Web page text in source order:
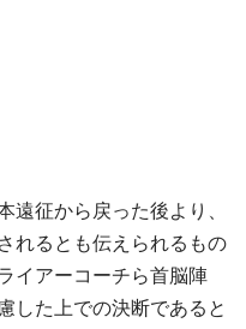
征から戻った後より、
れるとも伝えられるもの
イアーコーチら首脳陣
した上での決断であると